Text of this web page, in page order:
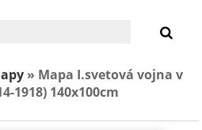
» Mapa I.svetová vojna v
1918) 140x100cm